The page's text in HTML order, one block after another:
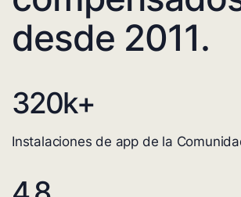
desde 2011.
320k+
Instalaciones de app de la